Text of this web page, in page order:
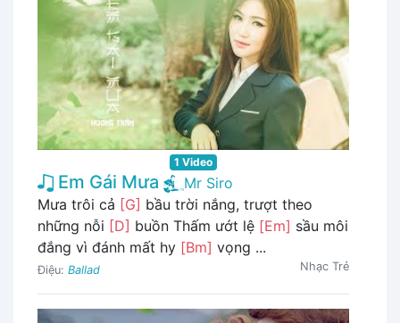
1 Video
Em Gái Mưa
Mr Siro
Mưa trôi cả [G] bầu trời nắng, trượt theo
những nỗi [D] buồn Thấm ướt lệ [Em] sầu môi
đắng vì đánh mất hy [Bm] vọng ...
Điệu: Ballad Nhạc Trẻ